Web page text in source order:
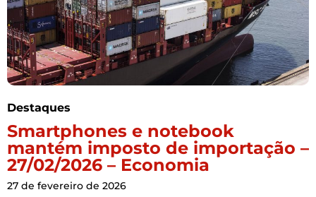
Destaques
Smartphones e notebook
mantém imposto de importação –
27/02/2026 – Economia
27 de fevereiro de 2026